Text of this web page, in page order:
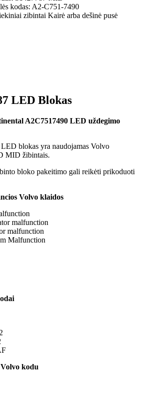
kodas: A2-C751-7490
zibintai Kairė arba dešinė pusė
LED Blokas
A2C7517490 LED uždegimo
blokas yra naudojamas Volvo
MID žibintais.
bloko pakeitimo gali reikėti prikoduoti
Volvo klaidos
malfunction
malfunction
Malfunction
kodu